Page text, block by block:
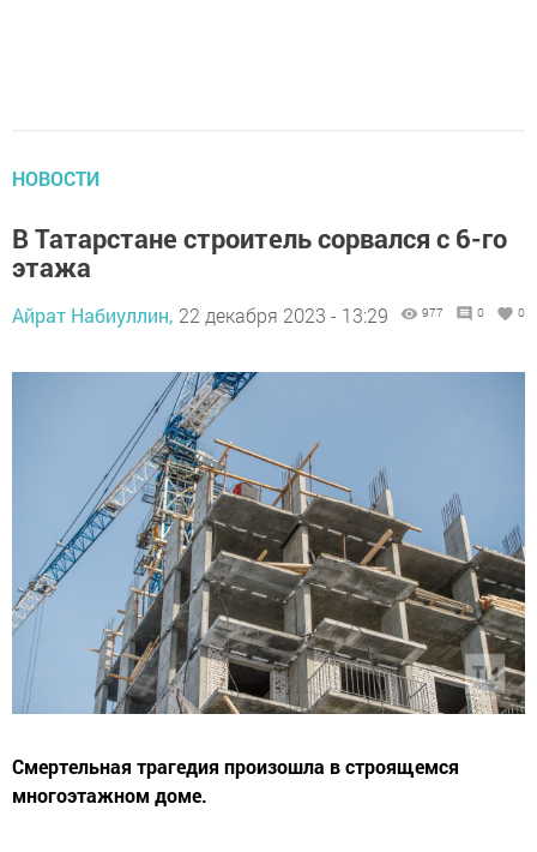
НОВОСТИ
В Татарстане строитель сорвался с 6-го
этажа
Айрат Набиуллин, 22 декабря 2023 - 13:29 977 0 0
Смертельная трагедия произошла в строящемся
многоэтажном доме.